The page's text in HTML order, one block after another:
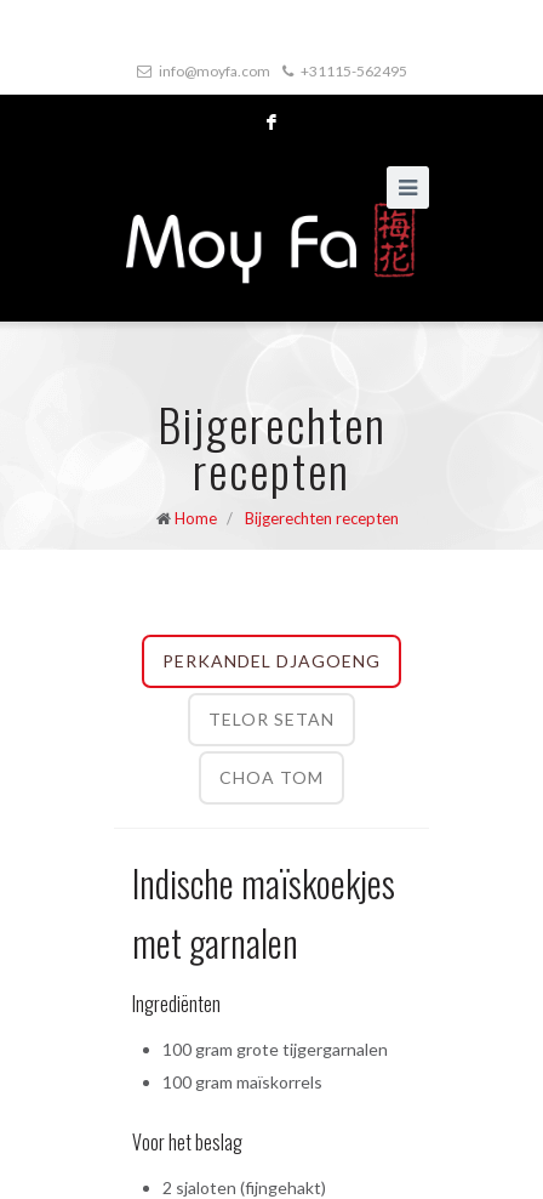
info@moyfa.com +31115-562495
F
Bijgerechten
recepten
Home / Bijgerechten recepten
PERKANDEL DJAGOENG
TELOR SETAN
CHOA TOM
Indische maïskoekjes
met garnalen
Ingrediënten
100 gram grote tijgergarnalen
100 gram maïskorrels
Voor het beslag
2 sjaloten (fijngehakt)